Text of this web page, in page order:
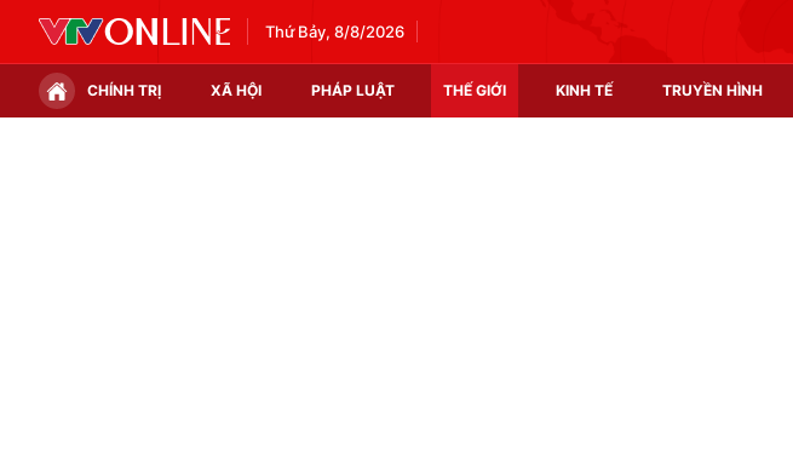
Thứ Bảy, 8/8/2026
CHÍNH TRỊ XÃ HỘI PHÁP LUẬT THẾ GIỚI KINH TẾ TRUYỀN HÌNH